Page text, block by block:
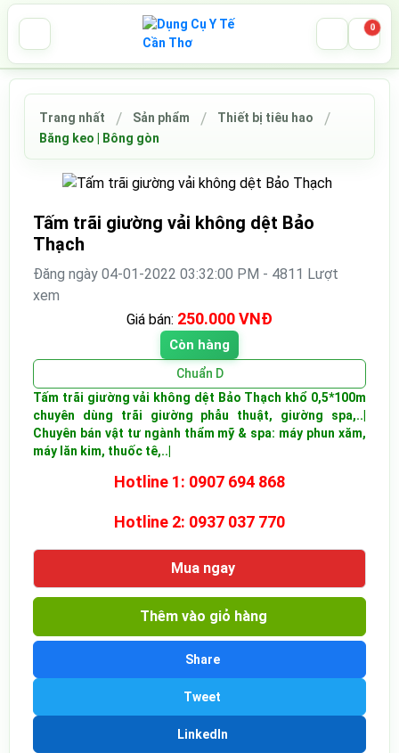
0
Trang nhất Sản phẩm
Thiết bị tiêu hao
Băng keo | Bông gòn
Tấm trãi giường vải không dệt Bảo
Thạch
Đăng ngày 04-01-2022 03:32:00 PM - 4811 Lượt
xem
Giá bán: 250.000 VNĐ
Còn hàng
Chuẩn D
Tấm trãi giường vải không dệt Bảo Thạch khổ 0,5*100m
chuyên dùng trãi giường phẫu thuật, giường spa,..|
Chuyên bán vật tư ngành thẩm mỹ & spa: máy phun xăm,
máy lăn kim, thuốc tê,..|
Hotline 1: 0907 694 868
Hotline 2: 0937 037 770
Mua ngay
Thêm vào giỏ hàng
Share
Tweet
LinkedIn